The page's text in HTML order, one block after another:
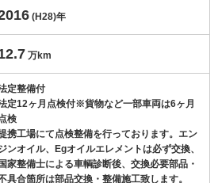
(H28)年
万km
定整備付
定12ヶ月点検付※貨物など一部車両は6ヶ月
検
携工場にて点検整備を行っております。エン
ンオイル、Egオイルエレメントは必ず交換、
家整備士による車輌診断後、交換必要部品・
具合箇所は部品交換・整備施工致します。